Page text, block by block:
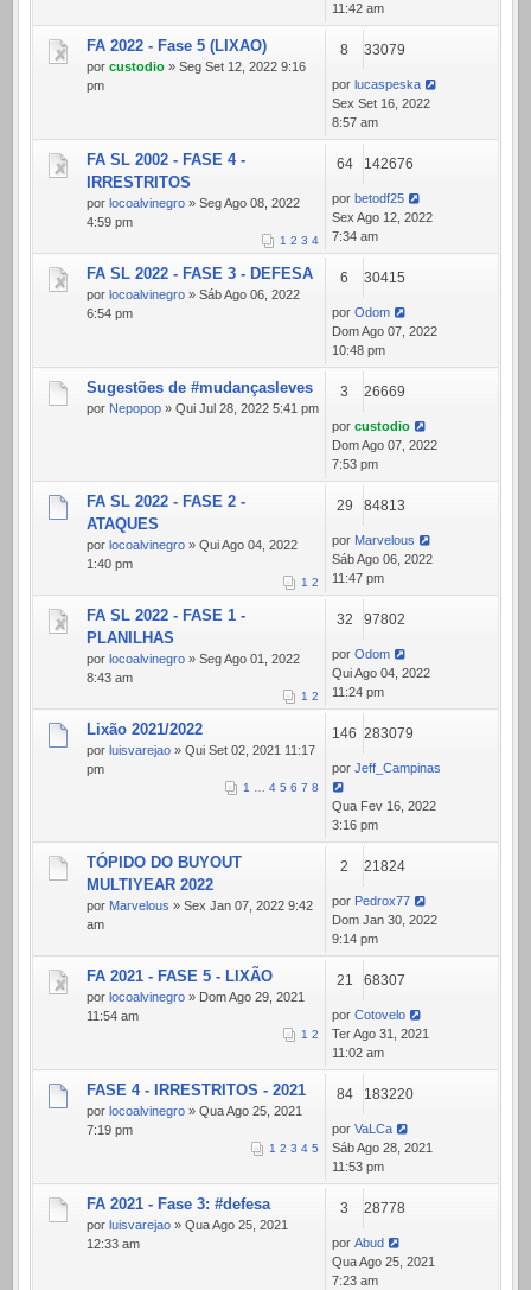
11:42 am
FA 2022 - Fase 5 (LIXAO)
por custodio » Seg Set 12, 2022 9:16
pm
8 33079
por lucaspeska
Sex Set 16, 2022
8:57 am
FA SL 2002 - FASE 4 -
IRRESTRITOS
por locoalvinegro » Seg Ago 08, 2022
4:59 pm
1 2 3 4
64 142676
por betodf25
Sex Ago 12, 2022
7:34 am
FA SL 2022 - FASE 3 - DEFESA
por locoalvinegro » Sáb Ago 06, 2022
6:54 pm
6 30415
por Odom
Dom Ago 07, 2022
10:48 pm
Sugestões de #mudançasleves
por Nepopop » Qui Jul 28, 2022 5:41 pm
3 26669
por custodio
Dom Ago 07, 2022
7:53 pm
FA SL 2022 - FASE 2 -
ATAQUES
por locoalvinegro » Qui Ago 04, 2022
1:40 pm
1 2
29 84813
por Marvelous
Sáb Ago 06, 2022
11:47 pm
FA SL 2022 - FASE 1 -
PLANILHAS
por locoalvinegro » Seg Ago 01, 2022
8:43 am
1 2
32 97802
por Odom
Qui Ago 04, 2022
11:24 pm
Lixão 2021/2022
por luisvarejao » Qui Set 02, 2021 11:17
pm
1 … 4 5 6 7 8
146 283079
por Jeff_Campinas
Qua Fev 16, 2022
3:16 pm
TÓPIDO DO BUYOUT
MULTIYEAR 2022
por Marvelous » Sex Jan 07, 2022 9:42
am
2 21824
por Pedrox77
Dom Jan 30, 2022
9:14 pm
FA 2021 - FASE 5 - LIXÃO
por locoalvinegro » Dom Ago 29, 2021
11:54 am
1 2
21 68307
por Cotovelo
Ter Ago 31, 2021
11:02 am
FASE 4 - IRRESTRITOS - 2021
por locoalvinegro » Qua Ago 25, 2021
7:19 pm
1 2 3 4 5
84 183220
por VaLCa
Sáb Ago 28, 2021
11:53 pm
FA 2021 - Fase 3: #defesa
por luisvarejao » Qua Ago 25, 2021
12:33 am
3 28778
por Abud
Qua Ago 25, 2021
7:23 am